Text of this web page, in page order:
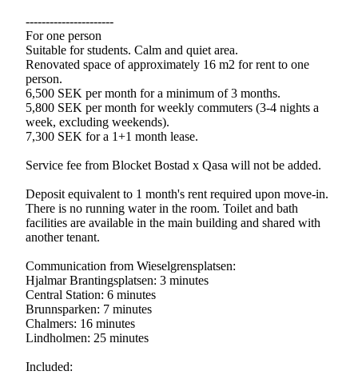
----------------------
For one person
Suitable for students. Calm and quiet area.
Renovated space of approximately 16 m2 for rent to one
person.
6,500 SEK per month for a minimum of 3 months.
5,800 SEK per month for weekly commuters (3-4 nights a
week, excluding weekends).
7,300 SEK for a 1+1 month lease.
Service fee from Blocket Bostad x Qasa will not be added.
Deposit equivalent to 1 month's rent required upon move-in.
There is no running water in the room. Toilet and bath
facilities are available in the main building and shared with
another tenant.
Communication from Wieselgrensplatsen:
Hjalmar Brantingsplatsen: 3 minutes
Central Station: 6 minutes
Brunnsparken: 7 minutes
Chalmers: 16 minutes
Lindholmen: 25 minutes
Included: